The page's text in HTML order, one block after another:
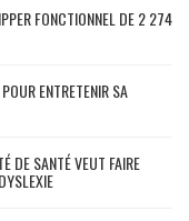
FONCTIONNEL DE 2 274
ENTRETENIR SA
DE SANTÉ VEUT FAIRE